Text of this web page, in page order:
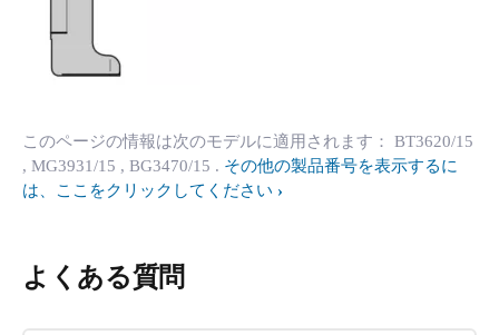
このページの情報は次のモデルに適用されます： BT3620/15
, MG3931/15 , BG3470/15 . その他の製品番号を表示するに
は、ここをクリックしてください
よくある質問